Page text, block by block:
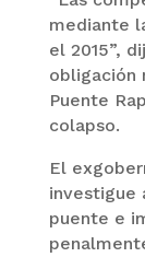
mediante
el 2015”,
obligación
Puente
colapso.
El
investigue
puente e